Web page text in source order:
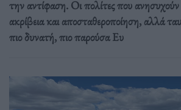
την αντίφαση. Oι πολίτες που
ακρίβεια και αποσταθεροποίηση, αλλά
πιο δυνατή, πιο παρούσα Ευ